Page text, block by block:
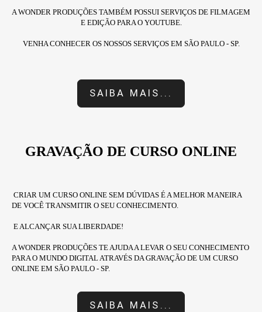
A WONDER PRODUÇÕES TAMBÉM POSSUI SERVIÇOS DE FILMAGEM
E EDIÇÃO PARA O YOUTUBE.
VENHA CONHECER OS NOSSOS SERVIÇOS EM SÃO PAULO - SP.
SAIBA MAIS...
GRAVAÇÃO DE CURSO ONLINE
CRIAR UM CURSO ONLINE SEM DÚVIDAS É A MELHOR MANEIRA
DE VOCÊ TRANSMITIR O SEU CONHECIMENTO.
E ALCANÇAR SUA LIBERDADE!
A WONDER PRODUÇÕES TE AJUDA A LEVAR O SEU CONHECIMENTO
PARA O MUNDO DIGITAL ATRAVÉS DA GRAVAÇÃO DE UM CURSO
ONLINE EM SÃO PAULO - SP.
SAIBA MAIS...